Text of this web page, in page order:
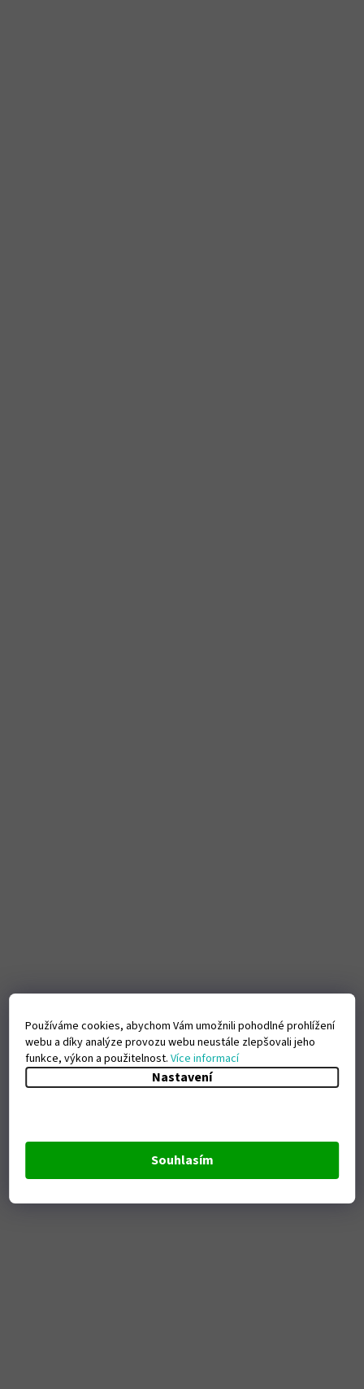
Používáme cookies, abychom Vám umožnili pohodlné prohlížení
webu a díky analýze provozu webu neustále zlepšovali jeho
funkce, výkon a použitelnost.Více informací
Nastavení
Souhlasím